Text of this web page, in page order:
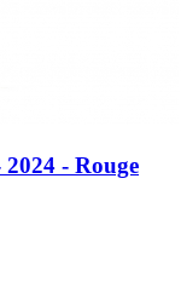
- Rouge